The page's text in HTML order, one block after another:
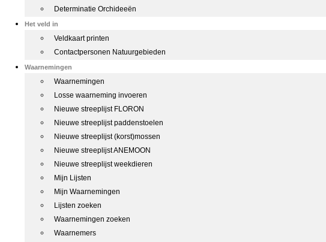
Determinatie Orchideeën
Het veld in
Veldkaart printen
Contactpersonen Natuurgebieden
Waarnemingen
Waarnemingen
Losse waarneming invoeren
Nieuwe streeplijst FLORON
Nieuwe streeplijst paddenstoelen
Nieuwe streeplijst (korst)mossen
Nieuwe streeplijst ANEMOON
Nieuwe streeplijst weekdieren
Mijn Lijsten
Mijn Waarnemingen
Lijsten zoeken
Waarnemingen zoeken
Waarnemers